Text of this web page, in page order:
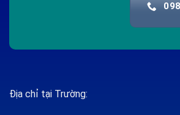
Địa chỉ tại Trường: